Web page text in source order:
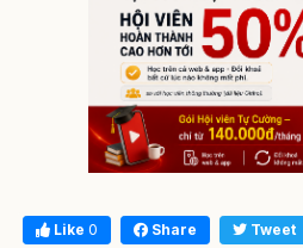
Like 0 Share Tweet